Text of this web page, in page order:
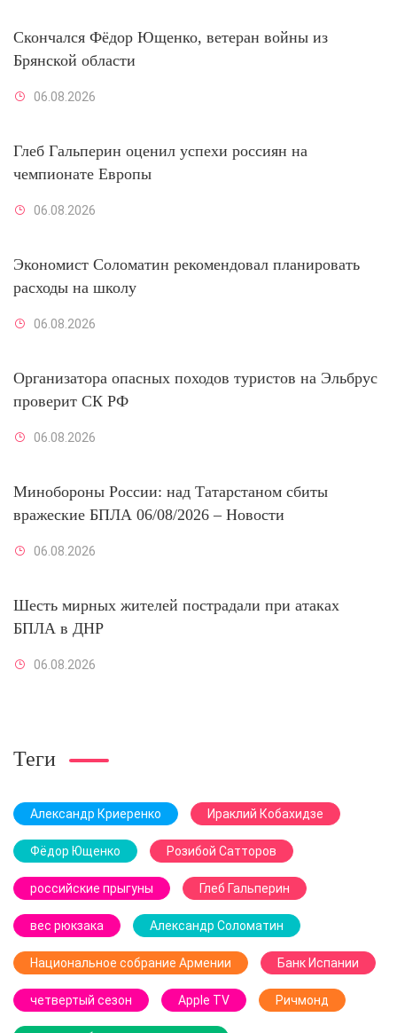
Скончался Фёдор Ющенко, ветеран войны из
Брянской области
06.08.2026
Глеб Гальперин оценил успехи россиян на
чемпионате Европы
06.08.2026
Экономист Соломатин рекомендовал планировать
расходы на школу
06.08.2026
Организатора опасных походов туристов на Эльбрус
проверит СК РФ
06.08.2026
Минобороны России: над Татарстаном сбиты
вражеские БПЛА 06/08/2026 – Новости
06.08.2026
Шесть мирных жителей пострадали при атаках
БПЛА в ДНР
06.08.2026
Теги
Александр Криеренко Ираклий Кобахидзе
Фёдор Ющенко Розибой Сатторов
российские прыгуны Глеб Гальперин
вес рюкзака Александр Соломатин
Национальное собрание Армении Банк Испании
четвертый сезон Apple TV Ричмонд